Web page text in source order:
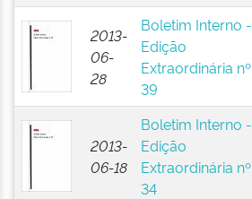
2013-
06-
28
Boletim Interno -
Edição
Extraordinária nº
39
2013-
06-18
Boletim Interno -
Edição
Extraordinária nº
34